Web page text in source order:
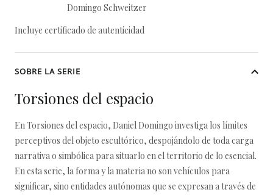
Domingo Schweitzer
Incluye certificado de autenticidad
SOBRE LA SERIE
Torsiones del espacio
En Torsiones del espacio, Daniel Domingo investiga los límites
perceptivos del objeto escultórico, despojándolo de toda carga
narrativa o simbólica para situarlo en el territorio de lo esencial.
En esta serie, la forma y la materia no son vehículos para
significar, sino entidades autónomas que se expresan a través de